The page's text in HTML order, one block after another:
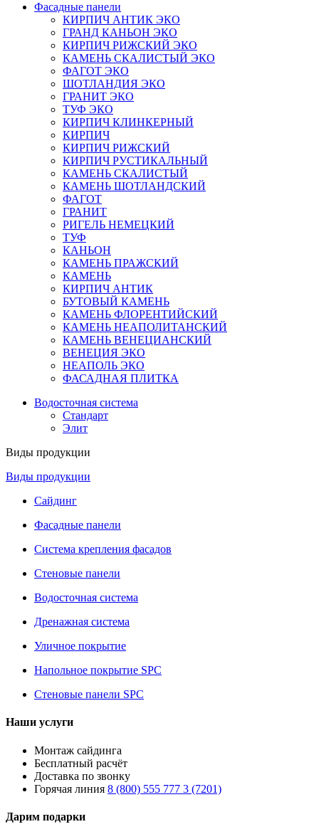
Фасадные панели
КИРПИЧ АНТИК ЭКО
ГРАНД КАНЬОН ЭКО
КИРПИЧ РИЖСКИЙ ЭКО
КАМЕНЬ СКАЛИСТЫЙ ЭКО
ФАГОТ ЭКО
ШОТЛАНДИЯ ЭКО
ГРАНИТ ЭКО
ТУФ ЭКО
КИРПИЧ КЛИНКЕРНЫЙ
КИРПИЧ
КИРПИЧ РИЖСКИЙ
КИРПИЧ РУСТИКАЛЬНЫЙ
КАМЕНЬ СКАЛИСТЫЙ
КАМЕНЬ ШОТЛАНДСКИЙ
ФАГОТ
ГРАНИТ
РИГЕЛЬ НЕМЕЦКИЙ
ТУФ
КАНЬОН
КАМЕНЬ ПРАЖСКИЙ
КАМЕНЬ
КИРПИЧ АНТИК
БУТОВЫЙ КАМЕНЬ
КАМЕНЬ ФЛОРЕНТИЙСКИЙ
КАМЕНЬ НЕАПОЛИТАНСКИЙ
КАМЕНЬ ВЕНЕЦИАНСКИЙ
ВЕНЕЦИЯ ЭКО
НЕАПОЛЬ ЭКО
ФАСАДНАЯ ПЛИТКА
Водосточная система
Стандарт
Элит
Виды продукции
Виды продукции
Сайдинг
Фасадные панели
Система крепления фасадов
Стеновые панели
Водосточная система
Дренажная система
Уличное покрытие
Напольное покрытие SPC
Стеновые панели SPC
Наши услуги
Монтаж сайдинга
Бесплатный расчёт
Доставка по звонку
Горячая линия 8 (800) 555 777 3 (7201)
Дарим подарки